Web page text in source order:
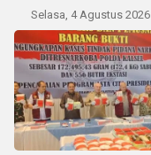
Selasa, 4 Agustus 2026